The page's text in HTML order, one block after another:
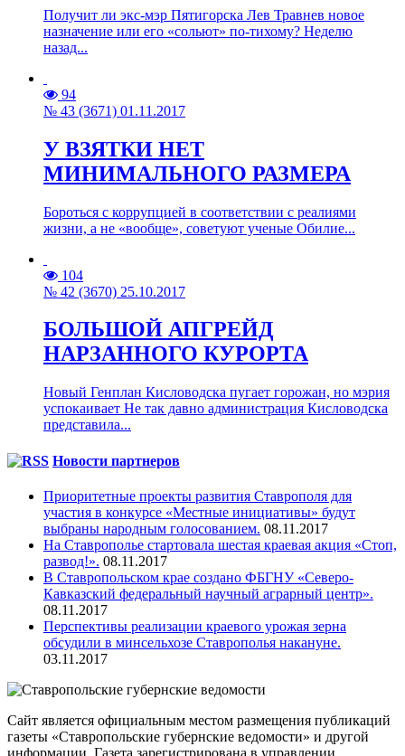
Получит ли экс-мэр Пятигорска Лев Травнев новое
назначение или его «сольют» по-тихому? Неделю
назад...
94
№ 43 (3671) 01.11.2017
У ВЗЯТКИ НЕТ
МИНИМАЛЬНОГО РАЗМЕРА
Бороться с коррупцией в соответствии с реалиями
жизни, а не «вообще», советуют ученые Обилие...
104
№ 42 (3670) 25.10.2017
БОЛЬШОЙ АПГРЕЙД
НАРЗАННОГО КУРОРТА
Новый Генплан Кисловодска пугает горожан, но мэрия
успокаивает Не так давно администрация Кисловодска
представила...
Новости партнеров
Приоритетные проекты развития Ставрополя для
участия в конкурсе «Местные инициативы» будут
выбраны народным голосованием. 08.11.2017
На Ставрополье стартовала шестая краевая акция «Стоп,
развод!». 08.11.2017
В Ставропольском крае создано ФБГНУ «Северо-
Кавказский федеральный научный аграрный центр».
08.11.2017
Перспективы реализации краевого урожая зерна
обсудили в минсельхозе Ставрополья накануне.
03.11.2017
Сайт является официальным местом размещения публикаций
газеты «Ставропольские губернские ведомости» и другой
информации. Газета зарегистрирована в управлении